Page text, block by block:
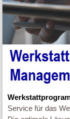
Service für das